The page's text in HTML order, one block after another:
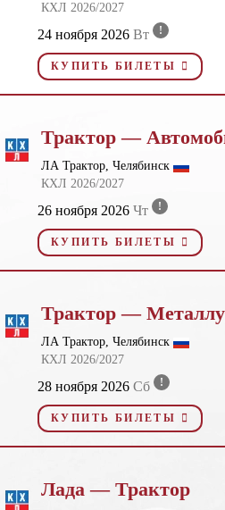
КХЛ 2026/2027
24 ноября 2026 Вт !
КУПИТЬ БИЛЕТЫ
Трактор —
ЛА Трактор, Челябинск
КХЛ 2026/2027
26 ноября 2026 Чт !
КУПИТЬ БИЛЕТЫ
Трактор —
ЛА Трактор, Челябинск
КХЛ 2026/2027
28 ноября 2026 Сб !
КУПИТЬ БИЛЕТЫ
Лада — Трактор